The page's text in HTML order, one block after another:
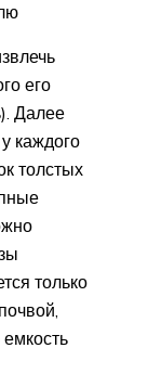
его
Далее
каждого
толстых
только